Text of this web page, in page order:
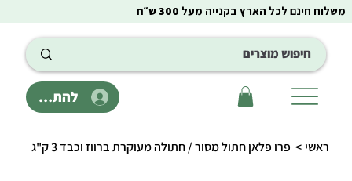
להתחבר
משלוח חינם לכל הארץ בקנייה מעל 300 ש״ח
ראשי > פרו פלאן חתול מסור / חתולה מעוקרת ברווז וכבד 3 ק"ג